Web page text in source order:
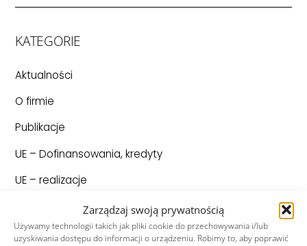
Zarządzaj swoją prywatnością
Używamy technologii takich jak pliki cookie do przechowywania i/lub
uzyskiwania dostępu do informacji o urządzeniu. Robimy to, aby poprawić
KATEGORIE
Aktualności
O firmie
Publikacje
UE – Dofinansowania, kredyty
UE – realizacje
UE – Ogłoszenia o zamówieniach
Unia Europejska